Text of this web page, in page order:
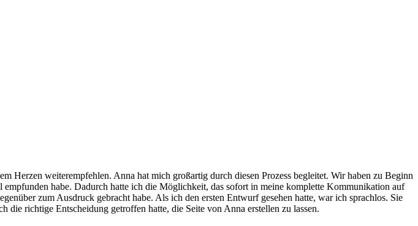
Herzen weiterempfehlen. Anna hat mich großartig durch diesen Prozess begleitet. Wir haben zu Beginn
habe. Dadurch hatte ich die Möglichkeit, das sofort in meine komplette Kommunikation auf
zum Ausdruck gebracht habe. Als ich den ersten Entwurf gesehen hatte, war ich sprachlos. Sie
richtige Entscheidung getroffen hatte, die Seite von Anna erstellen zu lassen.